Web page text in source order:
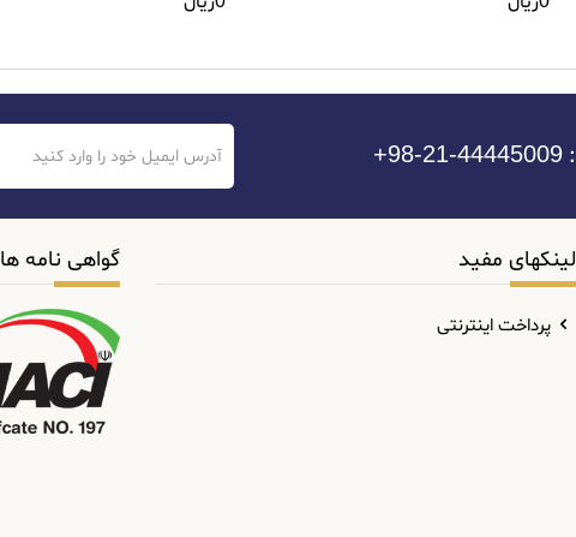
لینکهای مفید
پرداخت اینترنتی
گواهی نامه ها